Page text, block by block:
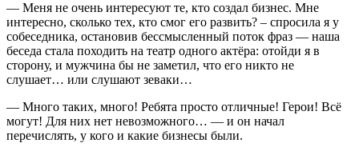
— Меня не очень интересуют те, кто создал бизнес. Мне
интересно, сколько тех, кто смог его развить? – спросила я у
собеседника, остановив бессмысленный поток фраз — наша
беседа стала походить на театр одного актёра: отойди я в
сторону, и мужчина бы не заметил, что его никто не
слушает… или слушают зеваки…
— Много таких, много! Ребята просто отличные! Герои! Всё
могут! Для них нет невозможного… — и он начал
перечислять, у кого и какие бизнесы были.